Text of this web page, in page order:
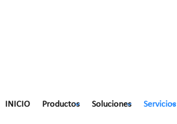
INICIO Productos Soluciones Servicios